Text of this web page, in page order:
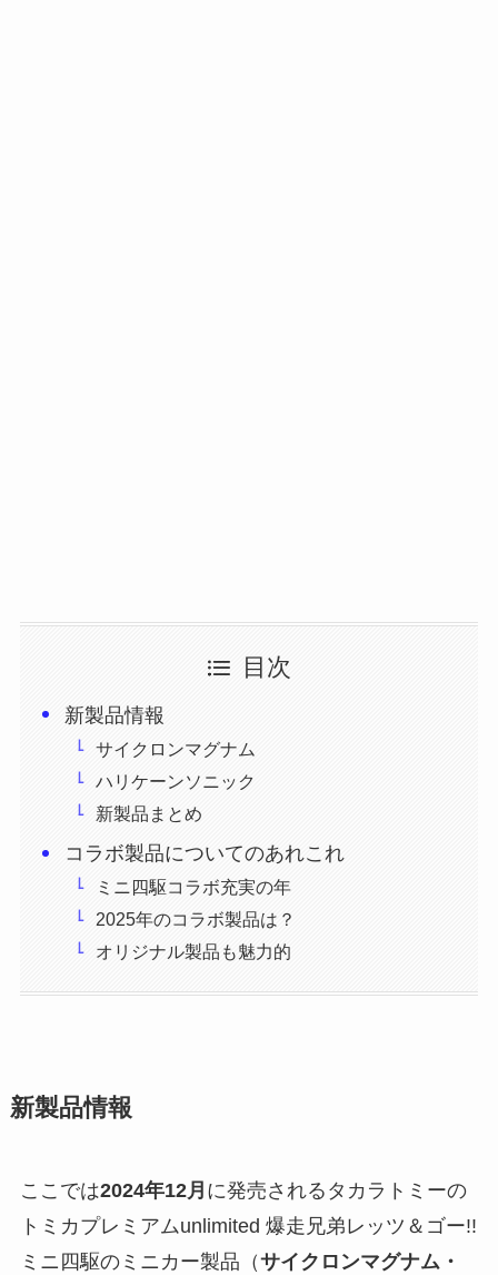
目次
新製品情報
サイクロンマグナム
ハリケーンソニック
新製品まとめ
コラボ製品についてのあれこれ
ミニ四駆コラボ充実の年
2025年のコラボ製品は？
オリジナル製品も魅力的
新製品情報
ここでは2024年12月 に発売されるタカラトミーの
トミカプレミアムunlimited 爆走兄弟レッツ＆ゴー!!
ミニ四駆のミニカー製品（サイクロンマグナム・